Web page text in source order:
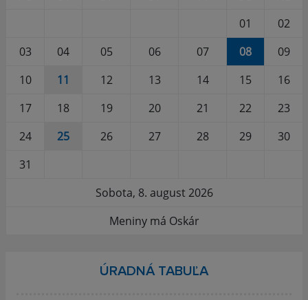
01
02
03
04 05 06 07 08
09
10
11 12 13 14 15
16
17
18 19 20 21 22
23
24
25 26 27 28 29
30
31
Sobota, 8. august 2026
Meniny má Oskár
ÚRADNÁ TABUĽA